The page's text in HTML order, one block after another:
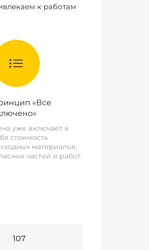
к работам
«Все
уже включает в
стоимость
материалов,
частей и работ.
107